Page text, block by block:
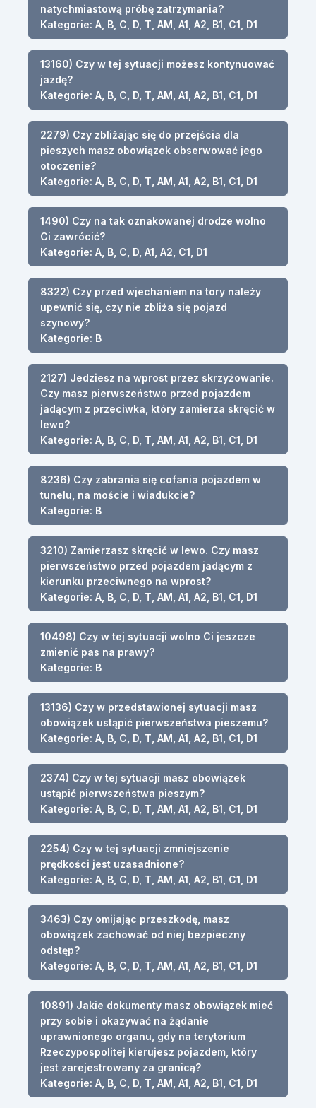
natychmiastową próbę zatrzymania?
Kategorie: A, B, C, D, T, AM, A1, A2, B1, C1, D1
13160) Czy w tej sytuacji możesz kontynuować
jazdę?
Kategorie: A, B, C, D, T, AM, A1, A2, B1, C1, D1
2279) Czy zbliżając się do przejścia dla
pieszych masz obowiązek obserwować jego
otoczenie?
Kategorie: A, B, C, D, T, AM, A1, A2, B1, C1, D1
1490) Czy na tak oznakowanej drodze wolno
Ci zawrócić?
Kategorie: A, B, C, D, A1, A2, C1, D1
8322) Czy przed wjechaniem na tory należy
upewnić się, czy nie zbliża się pojazd
szynowy?
Kategorie: B
2127) Jedziesz na wprost przez skrzyżowanie.
Czy masz pierwszeństwo przed pojazdem
jadącym z przeciwka, który zamierza skręcić w
lewo?
Kategorie: A, B, C, D, T, AM, A1, A2, B1, C1, D1
8236) Czy zabrania się cofania pojazdem w
tunelu, na moście i wiadukcie?
Kategorie: B
3210) Zamierzasz skręcić w lewo. Czy masz
pierwszeństwo przed pojazdem jadącym z
kierunku przeciwnego na wprost?
Kategorie: A, B, C, D, T, AM, A1, A2, B1, C1, D1
10498) Czy w tej sytuacji wolno Ci jeszcze
zmienić pas na prawy?
Kategorie: B
13136) Czy w przedstawionej sytuacji masz
obowiązek ustąpić pierwszeństwa pieszemu?
Kategorie: A, B, C, D, T, AM, A1, A2, B1, C1, D1
2374) Czy w tej sytuacji masz obowiązek
ustąpić pierwszeństwa pieszym?
Kategorie: A, B, C, D, T, AM, A1, A2, B1, C1, D1
2254) Czy w tej sytuacji zmniejszenie
prędkości jest uzasadnione?
Kategorie: A, B, C, D, T, AM, A1, A2, B1, C1, D1
3463) Czy omijając przeszkodę, masz
obowiązek zachować od niej bezpieczny
odstęp?
Kategorie: A, B, C, D, T, AM, A1, A2, B1, C1, D1
10891) Jakie dokumenty masz obowiązek mieć
przy sobie i okazywać na żądanie
uprawnionego organu, gdy na terytorium
Rzeczypospolitej kierujesz pojazdem, który
jest zarejestrowany za granicą?
Kategorie: A, B, C, D, T, AM, A1, A2, B1, C1, D1